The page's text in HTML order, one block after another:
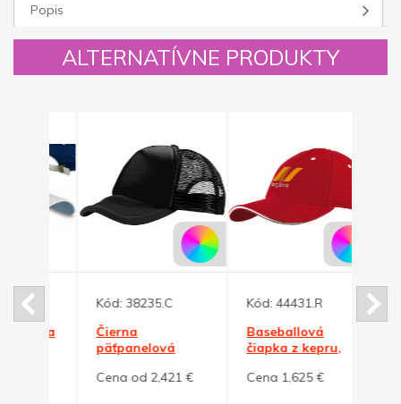
Popis
ALTERNATÍVNE PRODUKTY
Kód:38235.C
Čierna
päťpanelová
vodičov
Cena od 2,421 €
Kód:44431.R
Baseballová
čiapka z kepru,
Cena 1,625 €
Kód: